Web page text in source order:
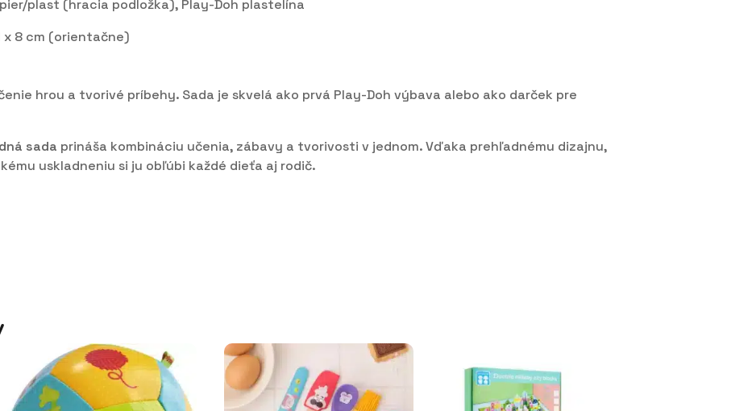
plast (hracia podložka), Play-Doh plastelína
x 8 cm (orientačne)
hrou a tvorivé príbehy. Sada je skvelá ako prvá Play-Doh výbava alebo ako darček pre
sada prináša kombináciu učenia, zábavy a tvorivosti v jednom. Vďaka prehľadnému dizajnu,
uskladneniu si ju obľúbi každé dieťa aj rodič.